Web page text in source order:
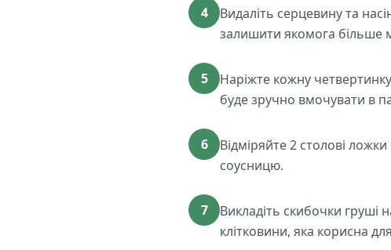
4
Видаліть серцевину та
залишити якомога більше
5
Наріжте кожну
буде зручно вмочувати в
6
Відміряйте 2 столові
соусницю.
7
Викладіть скибочки груші
клітковини, яка корисна